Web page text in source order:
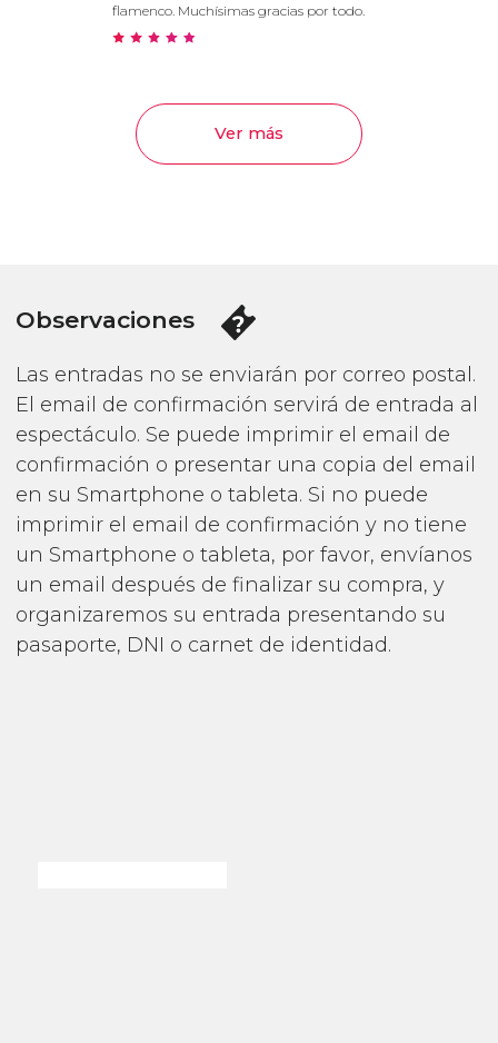
flamenco. Muchísimas gracias por todo.
Ver más
Observaciones
Las entradas no se enviarán por correo postal.
El email de confirmación servirá de entrada al
espectáculo. Se puede imprimir el email de
confirmación o presentar una copia del email
en su Smartphone o tableta. Si no puede
imprimir el email de confirmación y no tiene
un Smartphone o tableta, por favor, envíanos
un email después de finalizar su compra, y
organizaremos su entrada presentando su
pasaporte, DNI o carnet de identidad.